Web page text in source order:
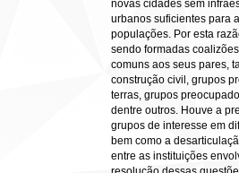
novas cidades sem
urbanos suficientes para
populações. Por esta
sendo formadas
comuns aos seus pares,
construção civil, grupos
terras, grupos
dentre outros. Houve a
grupos de interesse em
bem como a
entre as instituições